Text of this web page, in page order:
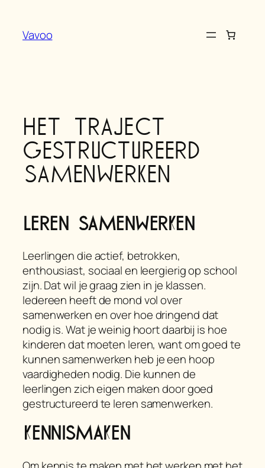
Vavoo
Het traject
gestructureerd
samenwerken
Leren samenwerken
Leerlingen die actief, betrokken,
enthousiast, sociaal en leergierig op school
zijn. Dat wil je graag zien in je klassen.
Iedereen heeft de mond vol over
samenwerken en over hoe dringend dat
nodig is. Wat je weinig hoort daarbij is hoe
kinderen dat moeten leren, want om goed te
kunnen samenwerken heb je een hoop
vaardigheden nodig. Die kunnen de
leerlingen zich eigen maken door goed
gestructureerdte leren samenwerken.
Kennismaken